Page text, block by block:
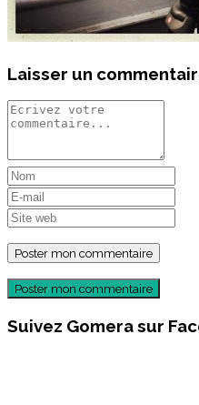
Laisser un
Poster mon commentaire
Suivez Gomera sur